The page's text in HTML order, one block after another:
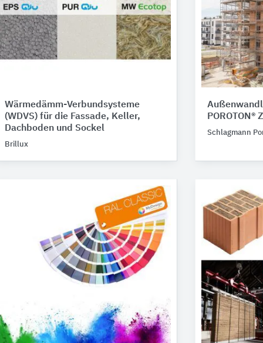
Wärmedämm-Verbundsysteme
(WDVS) für die Fassade, Keller,
Dachboden und Sockel
Brillux
POROTON®
Schlagmann